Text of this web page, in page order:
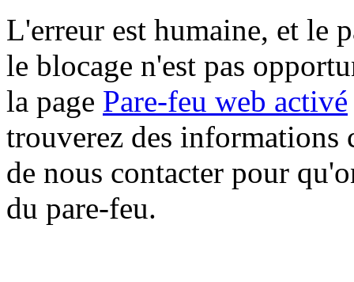
L'erreur est humaine, et le
le blocage n'est pas
la page Pare-feu web activé
trouverez des informations
de nous contacter pour
du pare-feu.